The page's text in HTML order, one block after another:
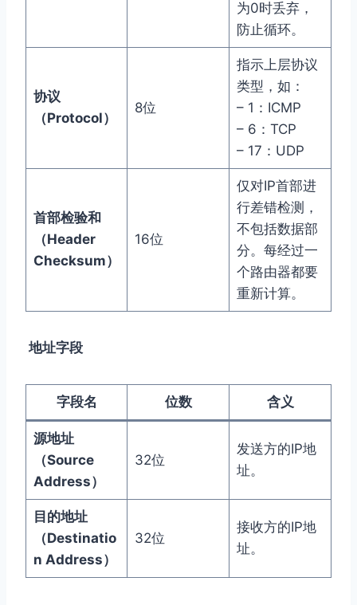
为0时丢弃，
防止循环。
协议
（Protocol）
8位
指示上层协议
类型，如：
– 1：ICMP
– 6：TCP
– 17：UDP
首部检验和
（Header
Checksum）
16位
仅对IP首部进
行差错检测，
不包括数据部
分。每经过一
个路由器都要
重新计算。
地址字段
字段名 位数 含义
源地址
（Source
Address）
32位
发送方的IP地
址。
目的地址
（Destinatio
n Address）
32位
接收方的IP地
址。